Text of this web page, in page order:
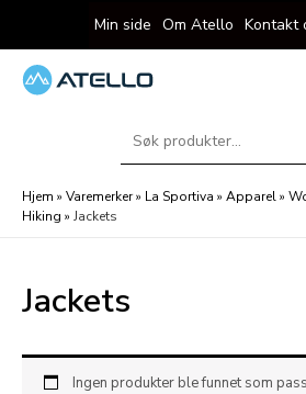
til
innholdet
Min side Om Atello Kontakt
Søk
Hjem » Varemerker» La Sportiva » Apparel»
Hiking » Jackets
Jackets
Ingen produkter ble funnet som